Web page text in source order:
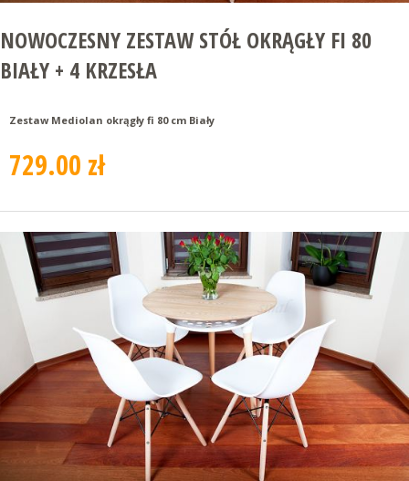
NOWOCZESNY ZESTAW STÓŁ OKRĄGŁY FI 80
BIAŁY + 4 KRZESŁA
Zestaw Mediolan okrągły fi 80 cm Biały
729.00 zł